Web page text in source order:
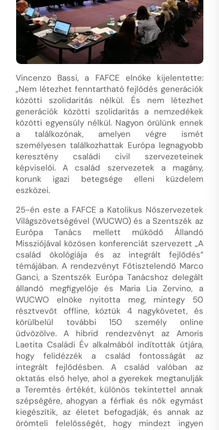
Vincenzo Bassi, a FAFCE elnöke kijelentette:
„Nem létezhet fenntartható fejlődés generációk
közötti szolidaritás nélkül. És nem létezhet
generációk közötti szolidaritás a nemzedékek
közötti egyensúly nélkül. Nagyon örülünk ennek
a találkozónak, amelyen végre ismét
személyesen találkozhattak Európa legnagyobb
keresztény családi civil szervezeteinek
képviselői. A család szervezetek a magány,
korunk igazi betegsége elleni küzdelem
eszközei.
25-én este a FAFCE a Katolikus Nőszervezetek
Világszövetségével (WUCWO) és a Szentszék az
Európa Tanács mellett működő Állandó
Missziójával közösen konferenciát szervezett „A
család ökológiája és az integrált fejlődés”
témájában. A rendezvényt Főtisztelendő Marco
Ganci, a Szentszék Európa Tanácshoz delegált
állandó megfigyelője és Maria Lia Zervino, a
WUCWO elnöke nyitotta meg, mintegy 50
résztvevőt offline, köztük 4 nagykövetet, és
körülbelül további 150 személy online
üdvözölve. A hibrid rendezvényt az Amoris
Laetita Családi Év alkalmából indították útjára,
hogy felidézzék a család fontosságát az
integrált fejlődésben. A család valóban az
oktatás első helye, ahol a gyerekek megtanulják
a Teremtés értékét, különös tekintettel annak
szépségére, ahogyan a férfiak és nők egymást
kiegészítik, az életet befogadják, és annak az
örömteli felelősségét, hogy mindezt ingyen